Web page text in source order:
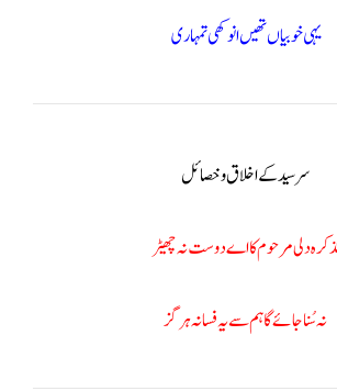
یہی خوبیاں تھیں انوکھی تمہاری
سر سید کے اخلاق و خصائل
دلی مرحوم کا اے دوست نہ چھیڑ
نہ سُنا جائے گاہم سے یہ فسانہ ہرگز